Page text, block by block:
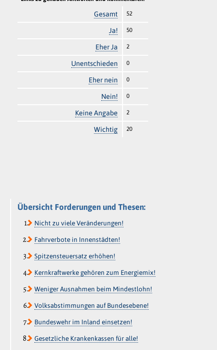
Gesamt 52
Ja! 50
Eher Ja 2
Unentschieden 0
Eher nein 0
Nein! 0
Keine Angabe 2
Wichtig 20
Übersicht Forderungen und Thesen:
Nicht zu viele Veränderungen!
Fahrverbote in Innenstädten!
Spitzensteuersatz erhöhen!
Kernkraftwerke gehören zum Energiemix!
Weniger Ausnahmen beim Mindestlohn!
Volksabstimmungen auf Bundesebene!
Bundeswehr im Inland einsetzen!
Gesetzliche Krankenkassen für alle!